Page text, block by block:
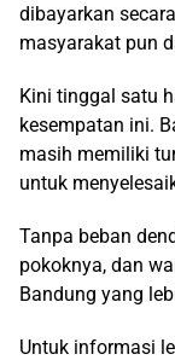
dibayarkan
masyarakat pun
Kini tinggal satu
kesempatan ini.
masih memiliki
untuk
Tanpa beban
pokoknya, dan
Bandung yang
Untuk informasi